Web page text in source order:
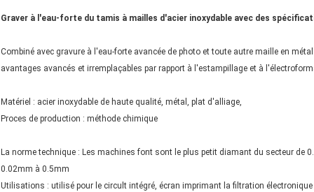
Graver à l'eau-forte du tamis à mailles d'acier inoxydable avec des
Combiné avec gravure à l'eau-forte avancée de photo et toute autre maille en
avantages avancés et irremplaçables par rapport à l'estampillage et à
Matériel : acier inoxydable de haute qualité, métal, plat d'alliage,
Proces de production : méthode chimique
La norme technique : Les machines font sont le plus petit diamant du secteur
0.02mm à 0.5mm
Utilisations : utilisé pour le circult intégré, écran imprimant la filtration